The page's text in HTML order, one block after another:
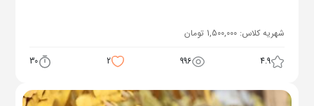
شهریه کلاس: 1,500,000 تومان
4.9
996
2
30